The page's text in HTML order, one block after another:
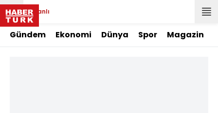
Canlı
Gündem Ekonomi Dünya Spor Magazin